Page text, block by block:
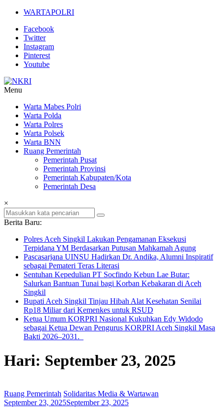
Lompat
konten
WARTAPOLRI
Facebook
Twitter
Instagram
Pinterest
Youtube
Jurnalisme
Positif
Menu
Warta Mabes Polri
Warta Polda
Warta Polres
Warta Polsek
Warta BNN
Ruang Pemerintah
Pemerintah Pusat
Pemerintah Provinsi
Pemerintah Kabupaten/Kota
Pemerintah Desa
×
Berita Baru:
Polres Aceh Singkil Lakukan Pengamanan Eksekusi
Terpidana YM Berdasarkan Putusan Mahkamah Agung
Pascasarjana UINSU Hadirkan Dr. Andika, Alumni Inspiratif
sebagai Pemateri Teras Literasi
Sentuhan Kepedulian PT Socfindo Kebun Lae Butar:
Salurkan Bantuan Tunai bagi Korban Kebakaran di Aceh
Singkil
Bupati Aceh Singkil Tinjau Hibah Alat Kesehatan Senilai
Rp18 Miliar dari Kemenkes untuk RSUD
Ketua Umum KORPRI Nasional Kukuhkan Edy Widodo
sebagai Ketua Dewan Pengurus KORPRI Aceh Singkil Masa
Bakti 2026–2031.
Hari: September 23, 2025
Ruang Pemerintah Solidaritas Media & Wartawan
September 23, 2025September 23, 2025